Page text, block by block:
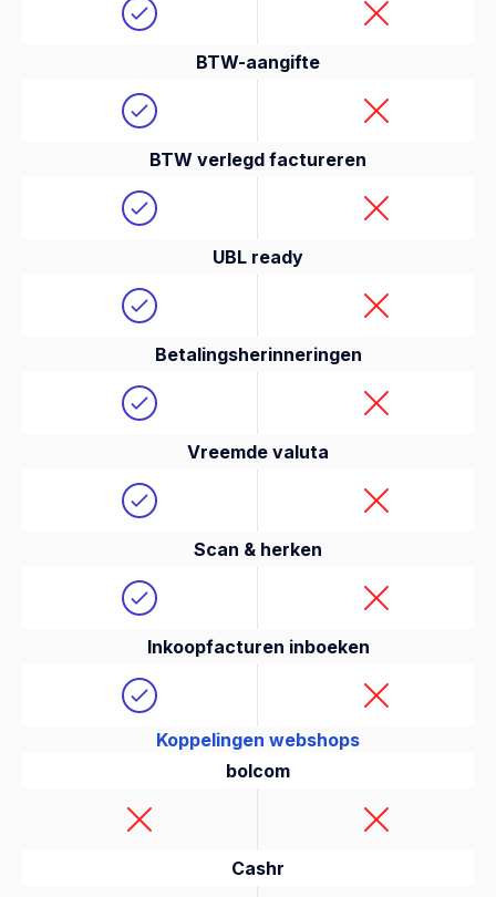
BTW-aangifte
BTW verlegd factureren
UBL ready
Betalingsherinneringen
Vreemde valuta
Scan & herken
Inkoopfacturen inboeken
Koppelingen webshops
bolcom
Cashr